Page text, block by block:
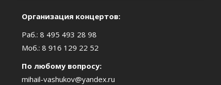
Организация концертов:
Раб.: 8 495 493 28 98
Моб.: 8 916 129 22 52
По любому вопросу:
mihail-vashukov@yandex.ru